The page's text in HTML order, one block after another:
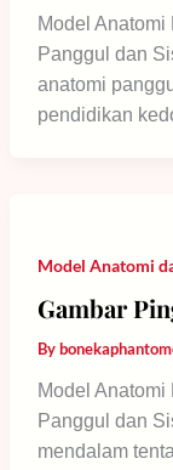
Model
Panggul dan
anatomi
pendidikan
Model Anatomi
Gambar
By
Model
Panggul dan
mendalam